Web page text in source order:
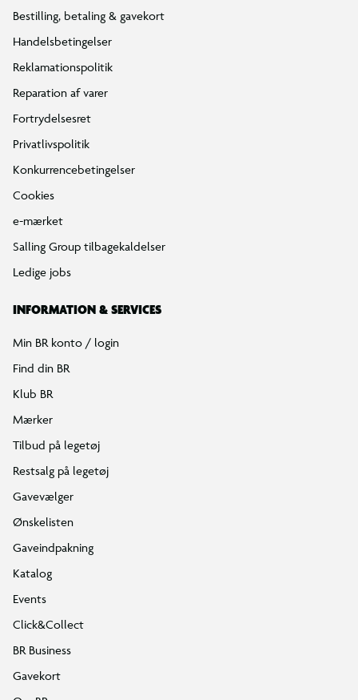
Bestilling, betaling & gavekort
Handelsbetingelser
Reklamationspolitik
Reparation af varer
Fortrydelsesret
Privatlivspolitik
Konkurrencebetingelser
Cookies
e-mærket
Salling Group tilbagekaldelser
Ledige jobs
INFORMATION & SERVICES
Min BR konto / login
Find din BR
Klub BR
Mærker
Tilbud på legetøj
Restsalg på legetøj
Gavevælger
Ønskelisten
Gaveindpakning
Katalog
Events
Click&Collect
BR Business
Gavekort